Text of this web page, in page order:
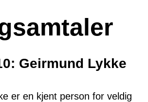
Geirmund Lykke
er en kjent person for veldig